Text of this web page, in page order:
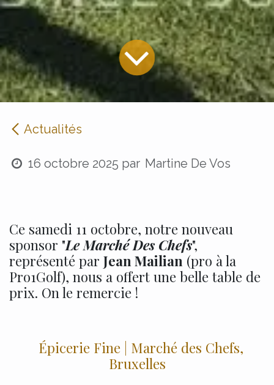
Actualités
16 octobre 2025 par Martine De Vos
Ce samedi 11 octobre, notre nouveau
sponsor "Le Marché Des Chefs",
représenté par Jean Mailian (pro à la
Pro1Golf), nous a offert une belle table de
prix. On le remercie !
Épicerie Fine | Marché des Chefs,
Bruxelles